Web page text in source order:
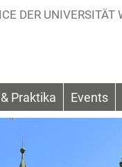
Praktika Events